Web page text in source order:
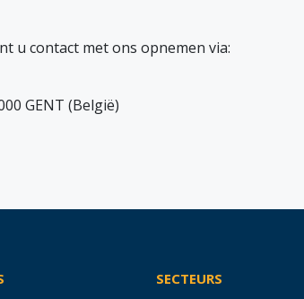
u contact met ons opnemen via:
GENT (België)
SECTEURS